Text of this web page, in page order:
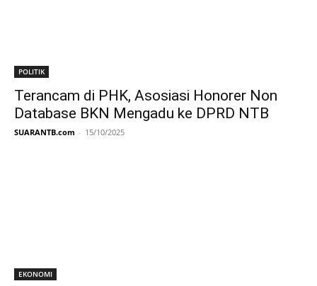
POLITIK
Terancam di PHK, Asosiasi Honorer Non
Database BKN Mengadu ke DPRD NTB
SUARANTB.com - 15/10/2025
EKONOMI